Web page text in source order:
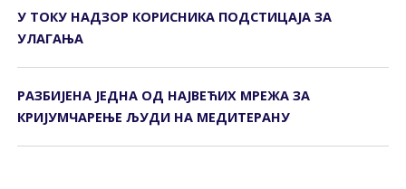
У ТОКУ НАДЗОР КОРИСНИКА ПОДСТИЦАЈА ЗА
УЛАГАЊА
РАЗБИЈЕНА ЈЕДНА ОД НАЈВЕЋИХ МРЕЖА ЗА
КРИЈУМЧАРЕЊЕ ЉУДИ НА МЕДИТЕРАНУ